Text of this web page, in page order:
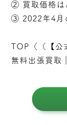
② 買取価格は
③ 2022年4月
TOP（（
【
無料出張買取